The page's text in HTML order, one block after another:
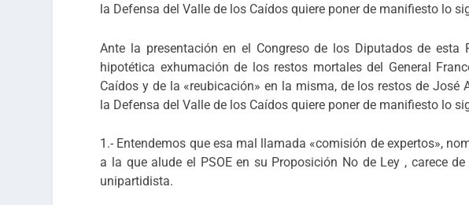
la Defensa del Valle de los Caídos quiere poner de manifiesto lo
Ante la presentación en el Congreso de los Diputados de
hipotética exhumación de los restos mortales del General
Caídos y de la «reubicación» en la misma, de los restos de José
la Defensa del Valle de los Caídos quiere poner de manifiesto lo
1.- Entendemos que esa mal llamada «comisión de expertos»,
a la que alude el PSOE en su Proposición No de Ley , carece
unipartidista.